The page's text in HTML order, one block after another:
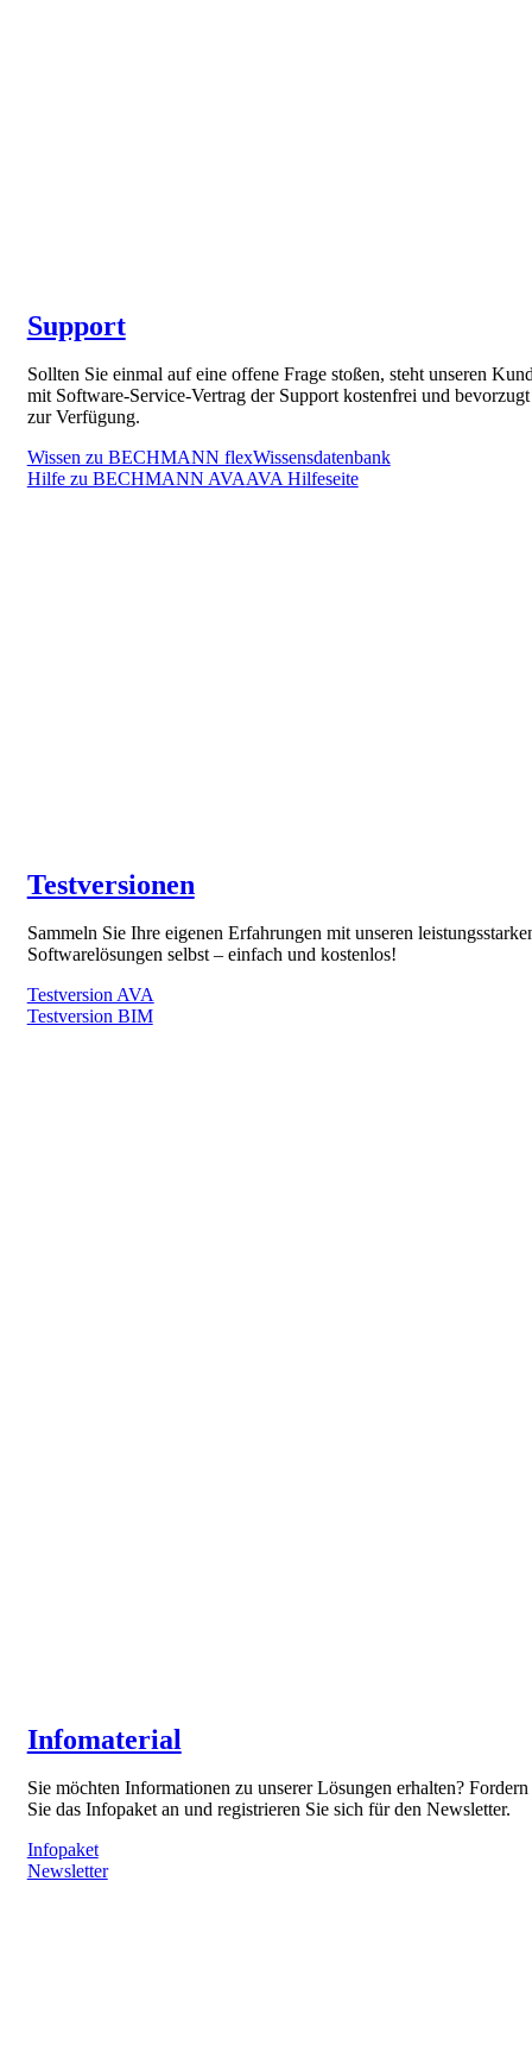
Support
Sollten Sie einmal auf eine offene Frage stoßen, steht unseren
mit Software-Service-Vertrag der Support kostenfrei und bevorzugt
zur Verfügung.
Wissen zu BECHMANN flexWissensdatenbank
Hilfe zu BECHMANN AVAAVA Hilfeseite
Testversionen
Sammeln Sie Ihre eigenen Erfahrungen mit unseren
Softwarelösungen selbst – einfach und kostenlos!
Testversion AVA
Testversion BIM
Infomaterial
Sie möchten Informationen zu unserer Lösungen erhalten? Fordern
Sie das Infopaket an und registrieren Sie sich für den Newsletter.
Infopaket
Newsletter